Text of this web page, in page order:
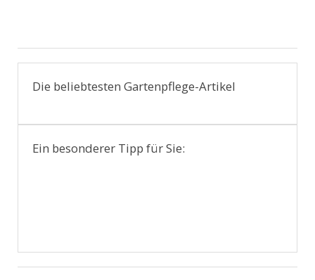
Die beliebtesten Gartenpflege-Artikel
Ein besonderer Tipp für Sie: